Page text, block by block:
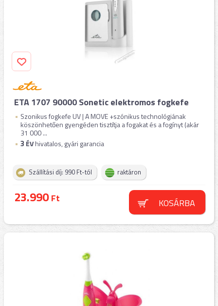
ETA 1707 90000 Sonetic elektromos fogkefe
Szonikus fogkefe UV | A MOVE +szónikus technológiának
köszönhetően gyengéden tisztítja a fogakat és a fogínyt (akár
31 000 ...
3 ÉVhivatalos, gyári garancia
Szállítási díj: 990 Ft-tól raktáron
23.990Ft KOSÁRBA